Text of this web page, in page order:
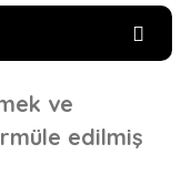
ve
edilmiş